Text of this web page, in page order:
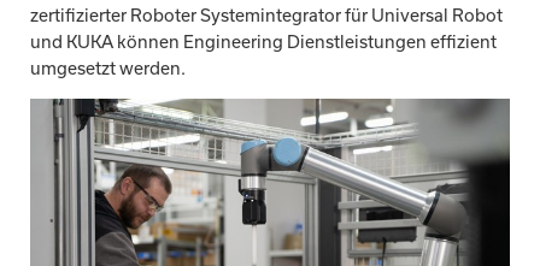
zertifizierter Roboter Systemintegrator für Universal Robot
und KUKA können Engineering Dienstleistungen effizient
umgesetzt werden.